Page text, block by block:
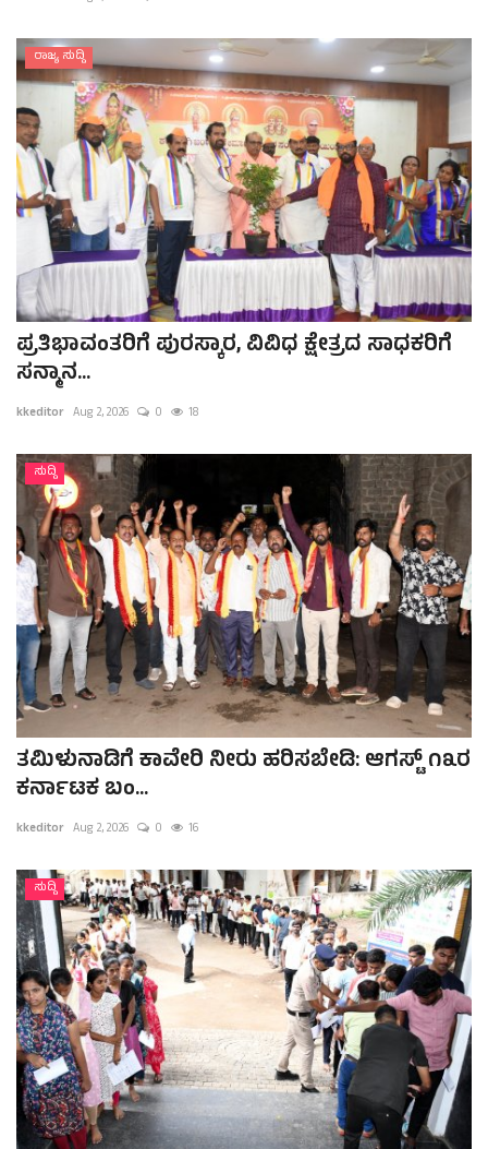
ರಾಜ್ಯ ಸುದ್ದಿ
ಪ್ರತಿಭಾವಂತರಿಗೆ ಪುರಸ್ಕಾರ, ವಿವಿಧ ಕ್ಷೇತ್ರದ ಸಾಧಕರಿಗೆ
ಸನ್ಮಾನ...
kkeditor Aug 2, 2026 0 18
ಸುದ್ದಿ
ತಮಿಳುನಾಡಿಗೆ ಕಾವೇರಿ ನೀರು ಹರಿಸಬೇಡಿ: ಆಗಸ್ಟ್ ೧೩ರ
ಕರ್ನಾಟಕ ಬಂ...
kkeditor Aug 2, 2026 0 16
ಸುದ್ದಿ